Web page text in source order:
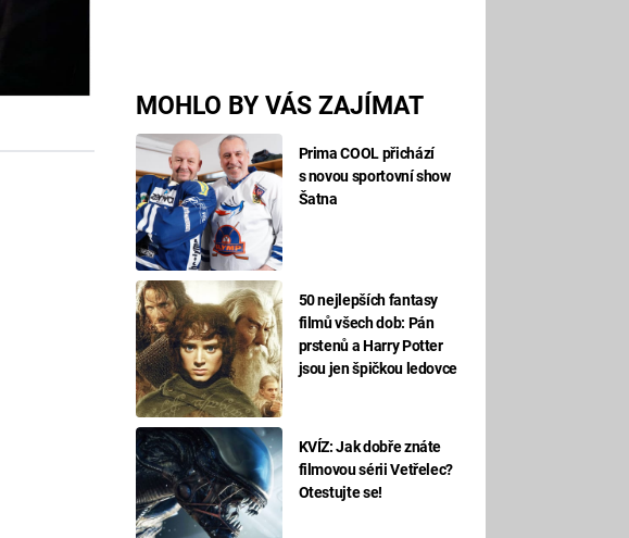
MOHLO BY VÁS ZAJÍMAT
Prima COOL přichází
s novou sportovní show
Šatna
50 nejlepších fantasy
filmů všech dob: Pán
prstenů a Harry Potter
jsou jen špičkou ledovce
KVÍZ: Jak dobře znáte
filmovou sérii Vetřelec?
Otestujte se!